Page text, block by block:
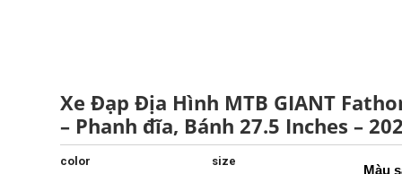
Xe Đạp Địa Hình MTB GIANT
– Phanh đĩa, Bánh 27.5 Inches –
color size
Màu